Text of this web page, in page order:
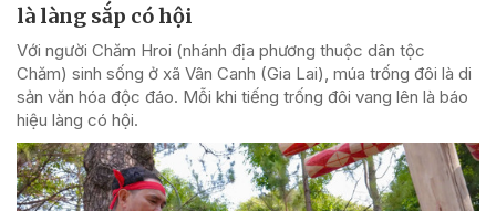
là làng sắp có hội
Với người Chăm Hroi (nhánh địa phương thuộc dân tộc
Chăm) sinh sống ở xã Vân Canh (Gia Lai), múa trống đôi là di
sản văn hóa độc đáo. Mỗi khi tiếng trống đôi vang lên là báo
hiệu làng có hội.